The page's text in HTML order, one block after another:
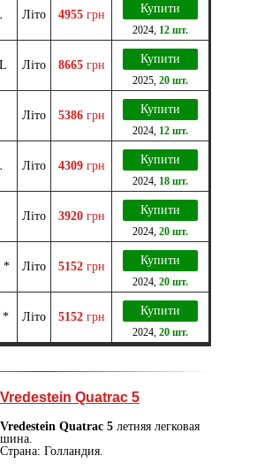
Літо 4955 грн Купити
2024 12 шт.
Літо 8665 грн Купити
2025 20 шт.
Літо 5386 грн Купити
2024 12 шт.
Літо 4309 грн Купити
2024 18 шт.
Літо 3920 грн Купити
2024 20 шт.
* Літо 5152 грн Купити
2024 20 шт.
* Літо 5152 грн Купити
2024 20 шт.
Vredestein Quatrac 5
Vredestein Quatrac 5 летняя легковая
шина.
Страна: Голландия.